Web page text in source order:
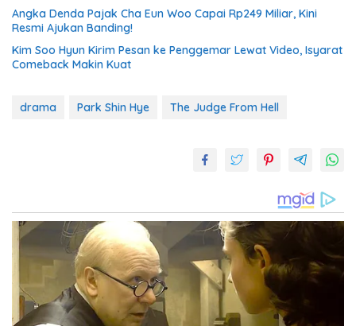
Angka Denda Pajak Cha Eun Woo Capai Rp249 Miliar, Kini
Resmi Ajukan Banding!
Kim Soo Hyun Kirim Pesan ke Penggemar Lewat Video, Isyarat
Comeback Makin Kuat
drama Park Shin Hye The Judge From Hell